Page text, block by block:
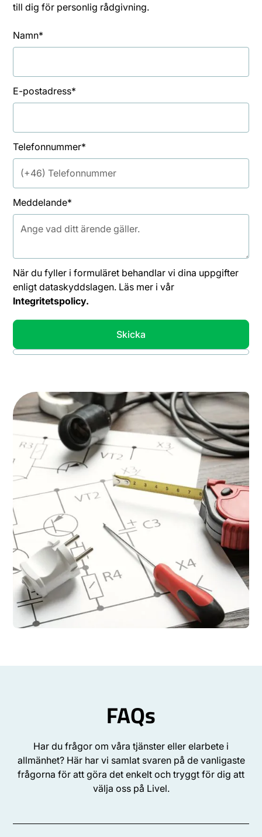
till dig för personlig rådgivning.
Namn*
E-postadress*
Telefonnummer*
Meddelande*
När du fyller i formuläret behandlar vi dina uppgifter
enligt dataskyddslagen. Läs mer i vår
Integritetspolicy.
FAQs
Har du frågor om våra tjänster eller elarbete i
allmänhet? Här har vi samlat svaren på de vanligaste
frågorna för att göra det enkelt och tryggt för dig att
välja oss på Livel.